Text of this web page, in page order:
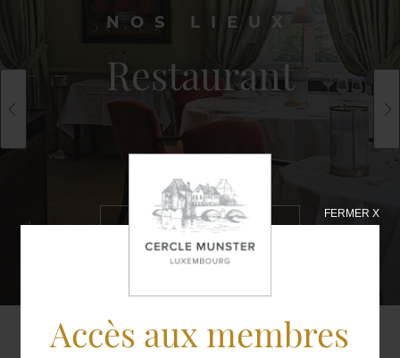
Accès aux membres
FERMER X
NOS LIEUX
Restaurant
EN SAVOIR
PLUS